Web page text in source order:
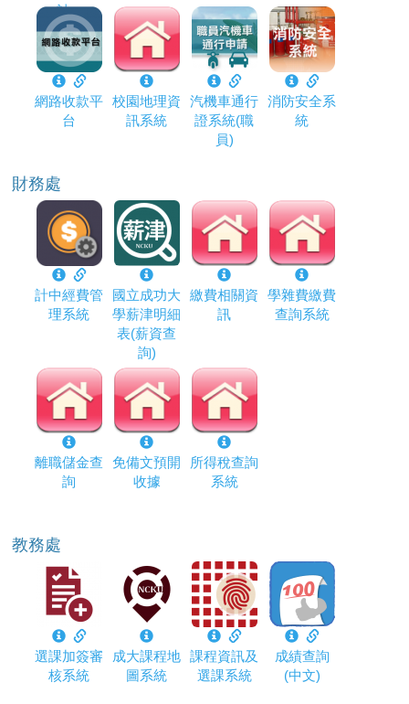
計...
網路收款平
台
校園地理資
訊系統
汽機車通行
證系統(職
員)
消防安全系
統
財務處
計中經費管
理系統
國立成功大
學薪津明細
表(薪資查
詢)
繳費相關資
訊
學雜費繳費
查詢系統
離職儲金查
詢
免備文預開
收據
所得稅查詢
系統
教務處
選課加簽審
核系統
成大課程地
圖系統
課程資訊及
選課系統
成績查詢
(中文)